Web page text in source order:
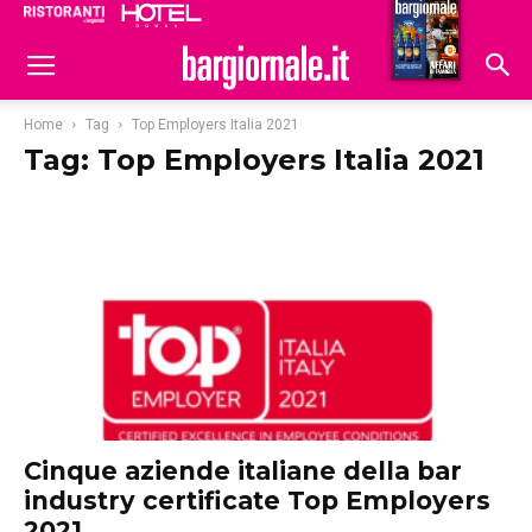
Hoteldomani
Home Tag Top Employers Italia 2021
Tag: Top Employers Italia 2021
Cinque aziende italiane della bar
industry certificate Top Employers